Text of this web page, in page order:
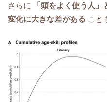
さらに
「頭をよく使う人
変化に大きな差がある こと